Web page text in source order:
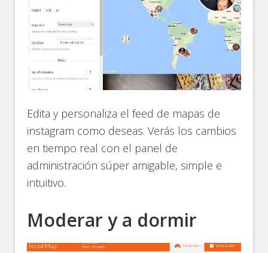
Edita y personaliza el feed de mapas de
instagram como deseas. Verás los cambios
en tiempo real con el panel de
administración súper amigable, simple e
intuitivo.
Moderar y a dormir